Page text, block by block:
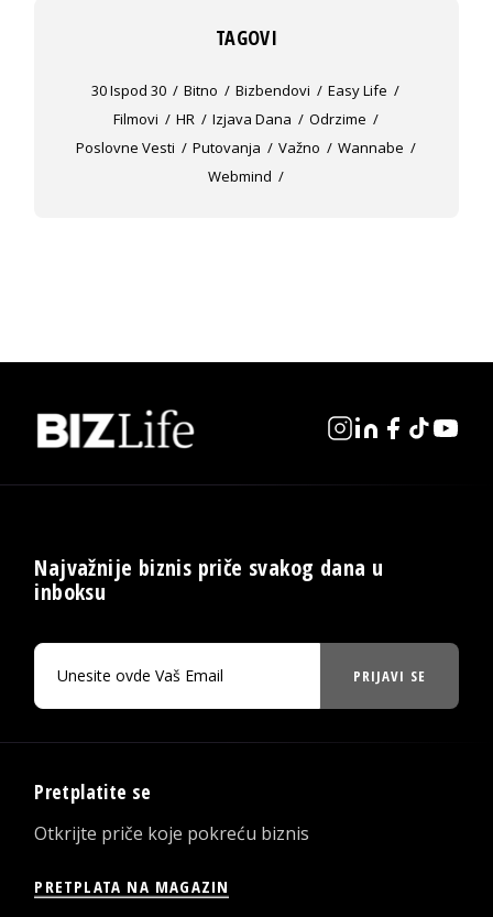
TAGOVI
30 Ispod 30 Bitno Bizbendovi
Easy Life
Filmovi
HR Izjava Dana
Odrzime
Poslovne Vesti
Putovanja Važno
Wannabe
Webmind
Najvažnije biznis priče svakog dana u
inboksu
PRIJAVI SE
Pretplatite se
Otkrijte priče koje pokreću biznis
PRETPLATA NA MAGAZIN